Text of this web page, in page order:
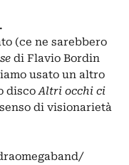
(ce ne sarebbero
di Flavio Bordin
usato un altro
discoAltri occhi ci
di visionarietà